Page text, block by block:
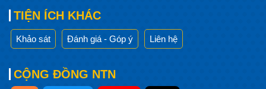
TIỆN ÍCH KHÁC
Khảo sát Đánh giá - Góp ý Liên hệ
CỘNG ĐỒNG NTN